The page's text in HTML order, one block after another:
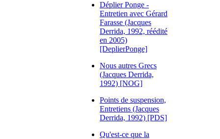
Déplier Ponge -
Entretien avec Gérard
Farasse (Jacques
Derrida, 1992, réédité
en 2005)
[DeplierPonge]
Nous autres Grecs
(Jacques Derrida,
1992) [NOG]
Points de suspension,
Entretiens (Jacques
Derrida, 1992) [PDS]
Qu'est-ce que la